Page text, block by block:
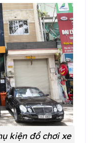
kiện đồ chơi xe